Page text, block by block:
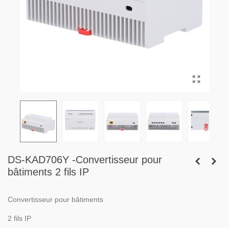
DS-KAD706Y -Convertisseur pour
bâtiments 2 fils IP
Convertisseur pour bâtiments
2 fils IP